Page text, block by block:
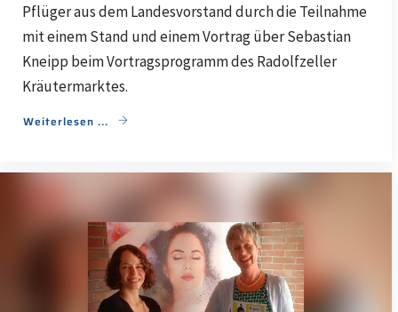
Pflüger aus dem Landesvorstand durch die Teilnahme
mit einem Stand und einem Vortrag über Sebastian
Kneipp beim Vortragsprogramm des Radolfzeller
Kräutermarktes.
Weiterlesen ...